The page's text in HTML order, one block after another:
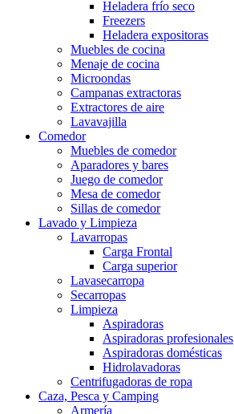
Heladera frío seco
Freezers
Heladera expositoras
Muebles de cocina
Menaje de cocina
Microondas
Campanas extractoras
Extractores de aire
Lavavajilla
Comedor
Muebles de comedor
Aparadores y bares
Juego de comedor
Mesa de comedor
Sillas de comedor
Lavado y Limpieza
Lavarropas
Carga Frontal
Carga superior
Lavasecarropa
Secarropas
Limpieza
Aspiradoras
Aspiradoras profesionales
Aspiradoras domésticas
Hidrolavadoras
Centrifugadoras de ropa
Caza, Pesca y Camping
Armería